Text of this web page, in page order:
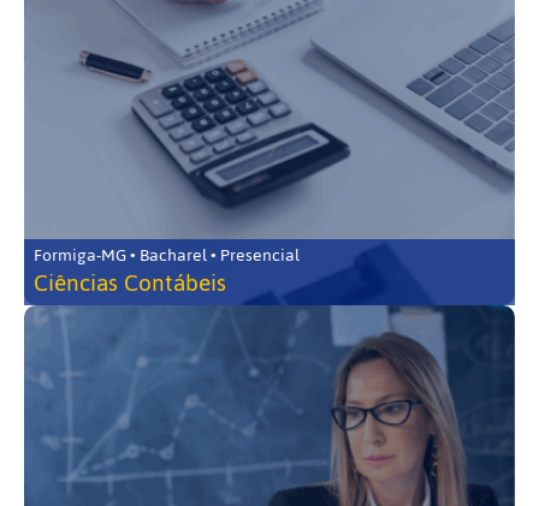
Formiga-MG • Bacharel • Presencial
Ciências Contábeis